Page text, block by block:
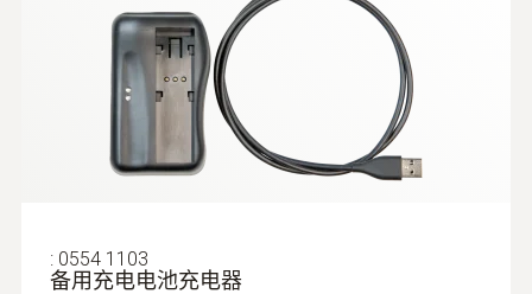
: 0554 1103
备用充电电池充电器